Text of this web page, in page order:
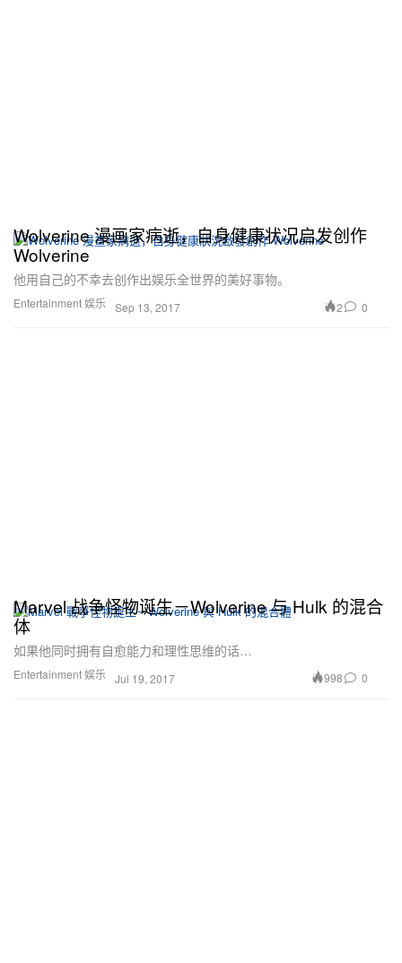
Entertainment 娱乐
Wolverine 漫画家病逝，自身健康状况启发创作
Wolverine
他用自己的不幸去创作出娱乐全世界的美好事物。
Sep 13, 2017 2 0
Entertainment 娱乐
Marvel 战争怪物诞生－Wolverine 与 Hulk 的混合
体
如果他同时拥有自愈能力和理性思维的话…
Jul 19, 2017 998 0